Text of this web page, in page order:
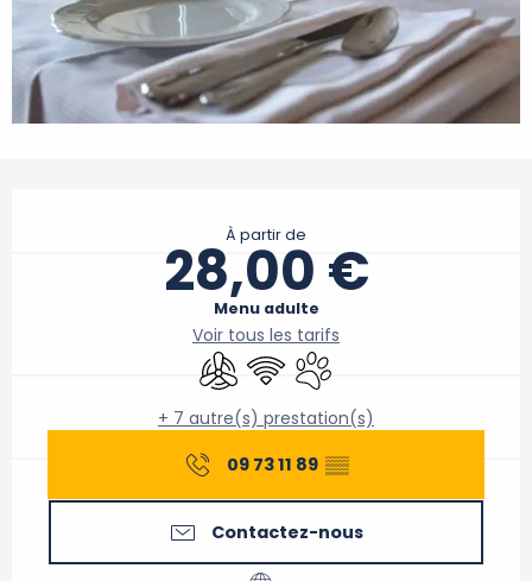
À partir de
28,00 €
Menu adulte
Voir tous les tarifs
Air conditionné
WiFi Animaux acceptés
+ 7 autre(s) prestation(s)
09 73 11 89 ▒▒
Contactez-nous